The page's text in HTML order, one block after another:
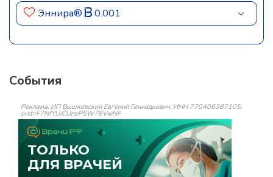
Эннира® 0.001
События
Реклама: ИП Вышковский Евгений Геннадьевич, ИНН 770406387105,
erid=F7NfYUJCUneP5W78VwNF